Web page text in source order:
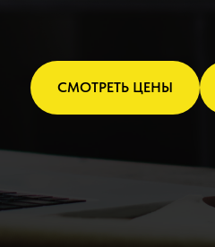
СМОТРЕТЬ ЦЕНЫ